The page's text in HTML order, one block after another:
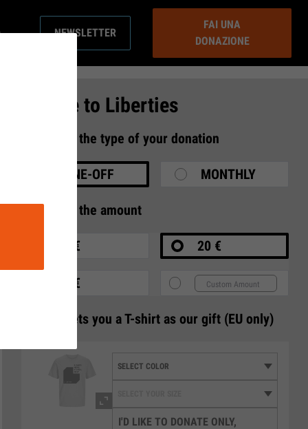
NEWSLETTER
FAI UNA
DONAZIONE
Donate to Liberties
Select the type of your donation
ONE-OFF MONTHLY
2 Select the amount
10 € 20 €
35 €
€50 gets you a T-shirt as our gift (EU only)
I'D LIKE TO DONATE ONLY,